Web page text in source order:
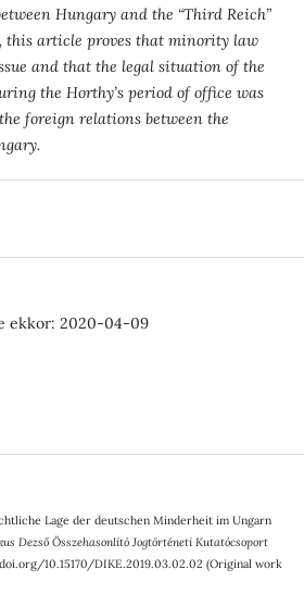
Hungary and the “Third Reich”
this article proves that minority law
and that the legal situation of the
the Horthy’s period of office was
foreign relations between the
ekkor: 2020-04-09
Lage der deutschen Minderheit im Ungarn
Dezső Összehasonlító Jogtörténeti Kutatócsoport
10.15170/DIKE.2019.03.02.02 (Original work